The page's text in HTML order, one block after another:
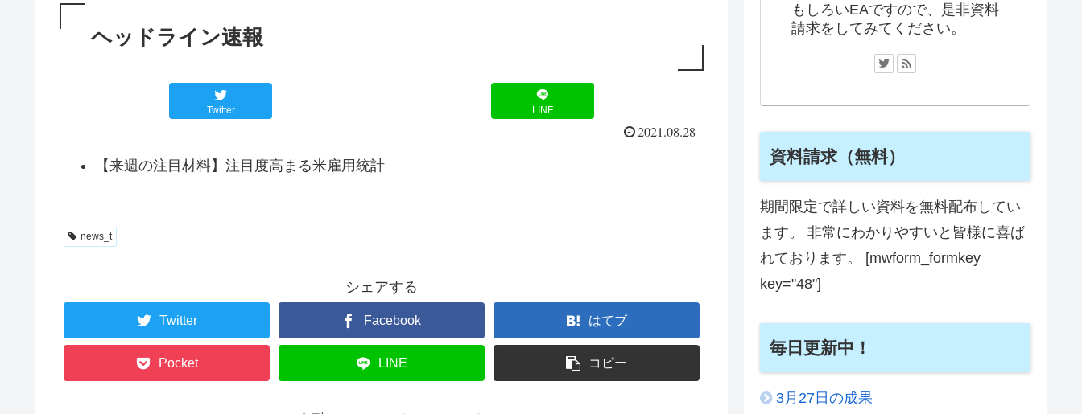
ヘッドライン速報
Twitter LINE
2021.08.28
【来週の注目材料】注目度高まる米雇用統計
news_t
シェアする
Twitter Facebook はてブ
Pocket LINE コピー
もしろいEAですので、是非資料
請求をしてみてください。
資料請求（無料）
期間限定で詳しい資料を無料配布してい
ます。 非常にわかりやすいと皆様に喜ば
れております。 [mwform_formkey
key="48"]
毎日更新中！
3月27日の成果